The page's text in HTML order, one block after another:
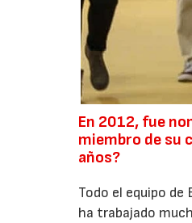
En 2012, fue
miembro de su
años?
Todo el equipo
ha trabajado